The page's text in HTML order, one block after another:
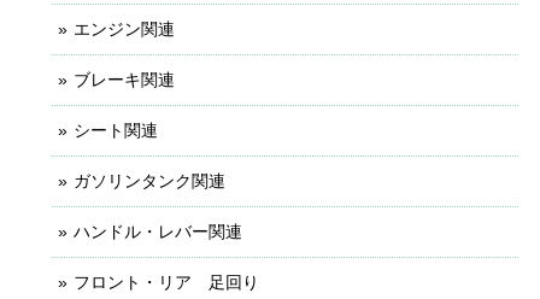
エンジン関連
ブレーキ関連
シート関連
ガソリンタンク関連
ハンドル・レバー関連
フロント・リア 足回り